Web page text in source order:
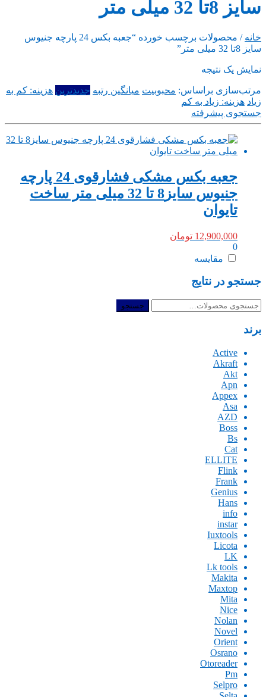
سایز 8تا 32 میلی متر
خانه
/ محصولات برچسب خورده “جعبه بکس 24 پارچه جنیوس
سایز 8تا 32 میلی متر”
نمایش یک نتیجه
مرتب‌سازی براساس: محبوبیت میانگین رتبه جدیدترین هزینه: کم به
زیاد هزینه: زیاد به کم
جستجوی پیشرفته
جعبه بکس مشکی فشارقوی 24 پارچه
جنیوس سایز8 تا 32 میلی متر ساخت
تایوان
12,900,000 تومان
0
مقایسه
جستجو در نتایج
جستجو
جستجو
برند
Active
Akraft
Akt
Apn
Appex
Asa
AZD
Boss
Bs
Cat
ELLITE
Flink
Frank
Genius
Hans
info
instar
Iuxtools
Licota
LK
Lk tools
Makita
Maxtop
Mita
Nice
Nolan
Novel
Orient
Osrano
Otoreader
Pm
Selpro